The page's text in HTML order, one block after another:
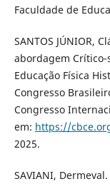
Faculdade de
SANTOS JÚNIOR,
abordagem
Educação Física
Congresso
Congresso
em: https://
2025.
SAVIANI,